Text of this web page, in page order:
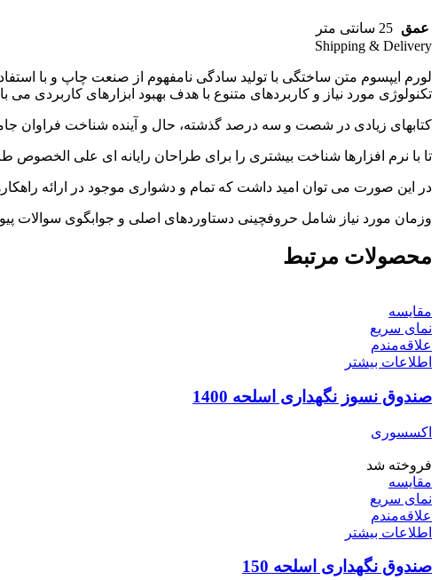
عمق 25 سانتی متر
Shipping & Delivery
لورم ایپسوم متن ساختگی با تولید سادگی نامفهوم از صنعت چاپ و با
تکنولوژی مورد نیاز و کاربردهای متنوع با هدف بهبود ابزارهای کاربردی می
کتابهای زیادی در شصت و سه درصد گذشته، حال و آینده شناخت فراوان
تا با نرم افزارها شناخت بیشتری را برای طراحان رایانه ای علی الخصوص
در این صورت می توان امید داشت که تمام و دشواری موجود در ارائه
وزمان مورد نیاز شامل حروفچینی دستاوردهای اصلی و جوابگوی سوالات
محصولات مرتبط
مقایسه
نمای سریع
علاقه‌مندم
اطلاعات بیشتر
صندوق نسوز نگهداری اسلحه 1400
اکسسوری
فروخته شد
مقایسه
نمای سریع
علاقه‌مندم
اطلاعات بیشتر
صندوق نگهداری اسلحه 150